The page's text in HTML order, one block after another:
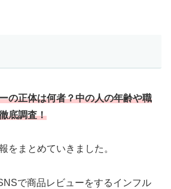
の正体は何者？中の人の年齢や職
底調査！
をまとめていきました。
で商品レビューをするインフル